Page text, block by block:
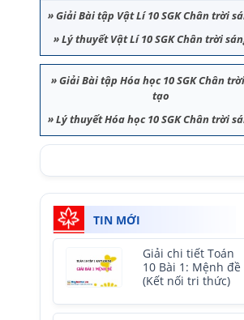
»Giải Bài tập Vật Lí 10 SGK Chân trời
»Lý thuyết Vật Lí 10 SGK Chân trời
»Giải Bài tập Hóa học 10 SGK Chân
tạo
»Lý thuyết Hóa học 10 SGK Chân trời
TIN MỚI
Giải chi tiết Toán
10 Bài 1: Mệnh đề
(Kết nối tri thức)